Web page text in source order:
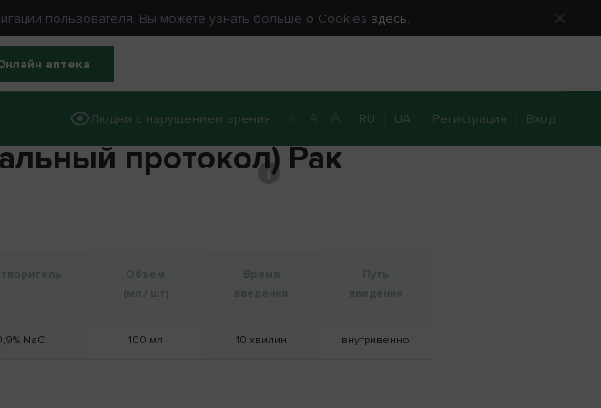
пользователя. Вы можете узнать больше о Cookies здесь.
аптека
Людям с нарушением зрения A A RU UA Регистрация Вход
0 800 40 20 22
протокол) Рак
NaCl 100 мл 10 хвилин внутривенно